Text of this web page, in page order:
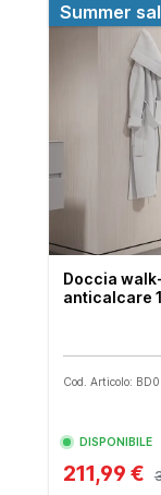
Summer
Doccia
anticalcare
Cod. Articolo:
DISPONIBILE
211,99 €